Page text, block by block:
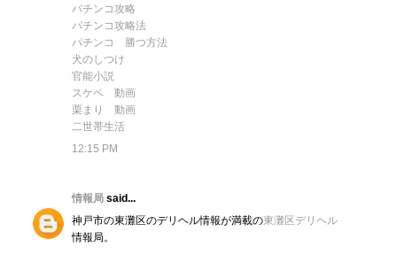
パチンコ攻略
パチンコ攻略法
パチンコ 勝つ方法
犬のしつけ
官能小説
スケベ 動画
栗まり 動画
二世帯生活
12:15 PM
情報局 said...
神戸市の東灘区のデリヘル情報が満載の東灘区デリヘル
情報局。